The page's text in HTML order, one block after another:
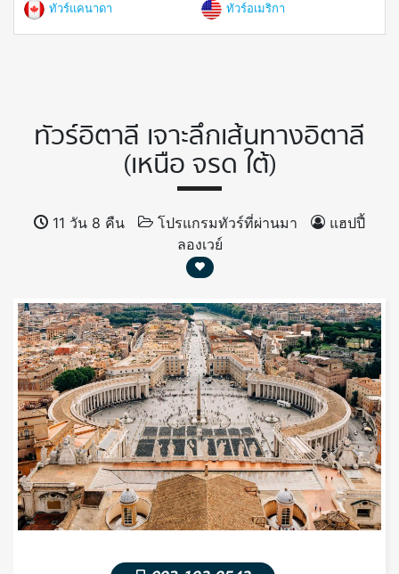
ทัวร์แคนาดา ทัวร์อเมริกา
ทัวร์อิตาลี เจาะลึกเส้นทางอิตาลี
(เหนือ จรด ใต้)
11 วัน 8 คืน โปรแกรมทัวร์ที่ผ่านมา
แฮปปี้
ลองเวย์